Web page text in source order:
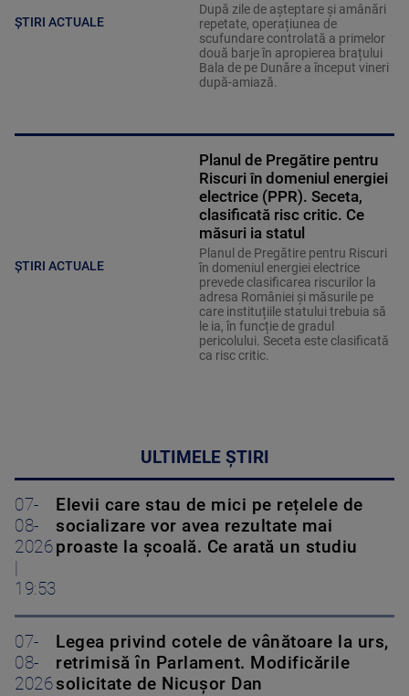
ȘTIRI ACTUALE
După zile de așteptare și amânări
repetate, operațiunea de
scufundare controlată a primelor
două barje în apropierea brațului
Bala de pe Dunăre a început vineri
după-amiază.
ȘTIRI ACTUALE
Planul de Pregătire pentru
Riscuri în domeniul energiei
electrice (PPR). Seceta,
clasificată risc critic. Ce
măsuri ia statul
Planul de Pregătire pentru Riscuri
în domeniul energiei electrice
prevede clasificarea riscurilor la
adresa României și măsurile pe
care instituțiile statului trebuia să
le ia, în funcție de gradul
pericolului. Seceta este clasificată
ca risc critic.
ULTIMELE ȘTIRI
07-
08-
2026
19:53
Elevii care stau de mici pe rețelele de
socializare vor avea rezultate mai
proaste la școală. Ce arată un studiu
07-
08-
2026
Legea privind cotele de vânătoare la urs,
retrimisă în Parlament. Modificările
solicitate de Nicușor Dan